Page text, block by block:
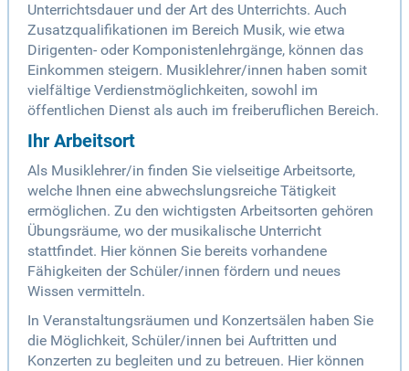
Unterrichtsdauer und der Art des Unterrichts. Auch
Zusatzqualifikationen im Bereich Musik, wie etwa
Dirigenten- oder Komponistenlehrgänge, können das
Einkommen steigern. Musiklehrer/innen haben somit
vielfältige Verdienstmöglichkeiten, sowohl im
öffentlichen Dienst als auch im freiberuflichen Bereich.
Ihr Arbeitsort
Als Musiklehrer/in finden Sie vielseitige Arbeitsorte,
welche Ihnen eine abwechslungsreiche Tätigkeit
ermöglichen. Zu den wichtigsten Arbeitsorten gehören
Übungsräume, wo der musikalische Unterricht
stattfindet. Hier können Sie bereits vorhandene
Fähigkeiten der Schüler/innen fördern und neues
Wissen vermitteln.
In Veranstaltungsräumen und Konzertsälen haben Sie
die Möglichkeit, Schüler/innen bei Auftritten und
Konzerten zu begleiten und zu betreuen. Hier können